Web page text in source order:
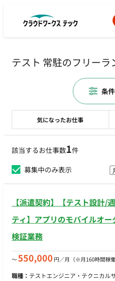
テスト 常駐のフリー
該当するお仕事数1件
募集中のみ表示
【派遣契約】【テスト設計/
ティ】アプリのモバイルオ
検証業務
〜550,000 円／月 （※月160時間稼
職種： テストエンジニア・テクニカル
気になったお仕事
条